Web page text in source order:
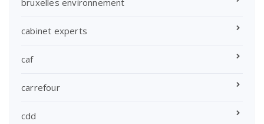
cabinet experts
caf
carrefour
cdd